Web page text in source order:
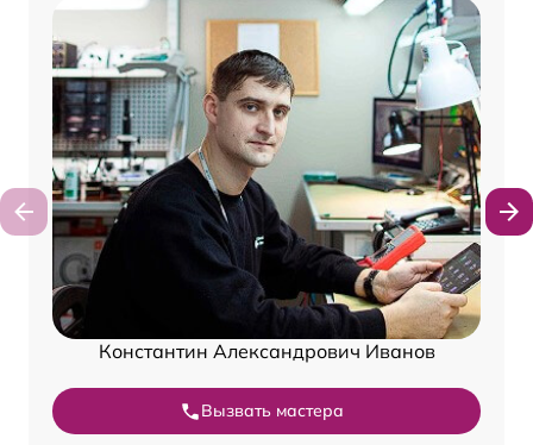
Константин Александрович Иванов
Вызвать мастера